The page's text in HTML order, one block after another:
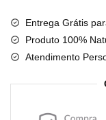
âmbar
criança
barroco
Entrega Grátis
Produto 100%
Atendimento